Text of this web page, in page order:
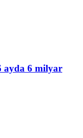
ayda 6 milyar